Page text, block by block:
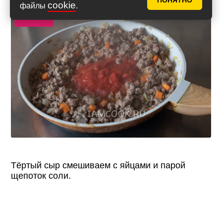
файлы cookie.
Тёртый сыр смешиваем с яйцами и парой
щепоток соли.